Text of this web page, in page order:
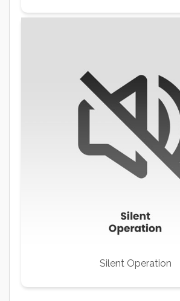
Silent Operation